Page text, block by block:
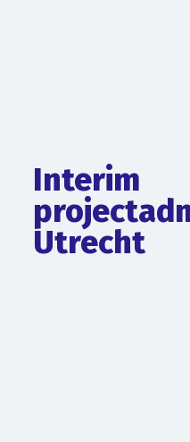
Interim
Utrecht